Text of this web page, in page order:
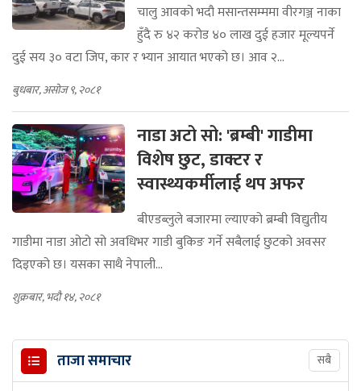
चालु आवको भदौ मसान्तसम्ममा वीरगञ्ज नाका
हुँदै रु ४२ करोड ४० लाख दुई हजार मूल्यपर्ने
दुई सय ३० वटा जिप, कार र भ्यान आयात भएको छ। आव २...
बुधबार, असोज ९, २०८१
नाडा अटो सो: 'ब्रम्बी' गाडीमा
विशेष छुट, डाक्टर र
स्वास्थ्यकर्मीलाई थप अफर
बीएडब्लुले बजारमा ल्याएको ब्रम्बी विद्युतीय
गाडीमा नाडा ओटो सो अवधिभर गाडी बुकिङ गर्ने सबैलाई छुटको अवसर
दिइएको छ। यसका साथै नेपाली...
शुक्रबार, भदौ १४, २०८१
ताजा समाचार सबै